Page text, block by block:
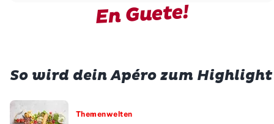
En Guete!
So wird dein Apéro zum Highlight
Themenwelten